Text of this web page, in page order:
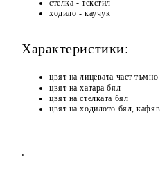
стелка - текстил
ходило - каучук
Характеристики:
цвят на лицевата част тъмно
цвят на хатара бял
цвят на стелката бял
цвят на ходилото бял,
.